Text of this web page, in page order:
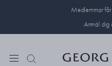
Medlemmar
Anmäl dig